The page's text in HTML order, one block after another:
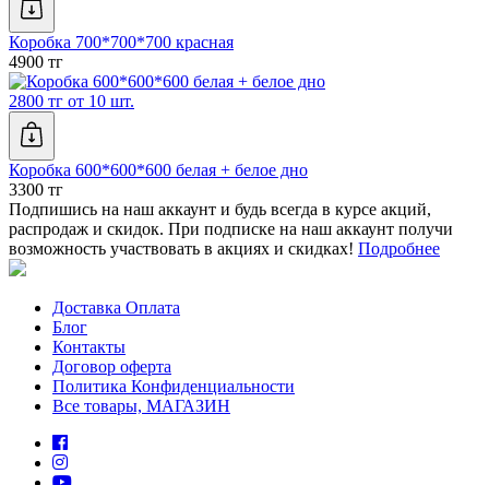
Коробка 700*700*700 красная
4900 тг
2800 тг от 10 шт.
Коробка 600*600*600 белая + белое дно
3300 тг
Подпишись на наш аккаунт и будь всегда в курсе акций,
распродаж и скидок. При подписке на наш аккаунт получи
возможность участвовать в акциях и скидках! Подробнее
Доставка Оплата
Блог
Контакты
Договор оферта
Политика Конфиденциальности
Все товары, МАГАЗИН